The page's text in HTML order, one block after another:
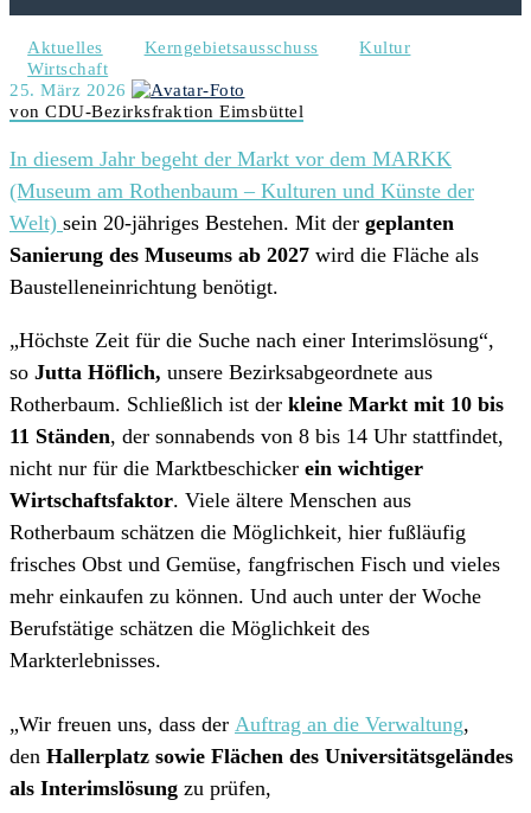
Aktuelles Kerngebietsausschuss
Kultur
Wirtschaft
25. März 2026
von CDU-Bezirksfraktion Eimsbüttel
In diesem Jahr begeht der Markt vor dem MARKK
(Museum am Rothenbaum – Kulturen und Künste der
Welt) sein 20-jähriges Bestehen. Mit der geplanten
Sanierung des Museums ab 2027 wird die Fläche als
Baustelleneinrichtung benötigt.
„Höchste Zeit für die Suche nach einer Interimslösung“,
so Jutta Höflich, unsere Bezirksabgeordnete aus
Rotherbaum. Schließlich ist der kleine Markt mit 10 bis
11 Ständen, der sonnabends von 8 bis 14 Uhr stattfindet,
nicht nur für die Marktbeschicker ein wichtiger
Wirtschaftsfaktor. Viele ältere Menschen aus
Rotherbaum schätzen die Möglichkeit, hier fußläufig
frisches Obst und Gemüse, fangfrischen Fisch und vieles
mehr einkaufen zu können. Und auch unter der Woche
Berufstätige schätzen die Möglichkeit des
Markterlebnisses.
„Wir freuen uns, dass der Auftrag an die Verwaltung,
den Hallerplatz sowie Flächen des Universitätsgeländes
als Interimslösung zu prüfen,